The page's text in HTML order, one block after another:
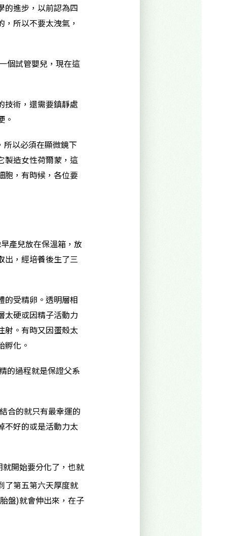
的進步，以前認為四
所以不要太洩氣，
個試管嬰兒，現在這
技術，還需要鎮靜處
。
所以必須在顯微鏡下
製造女性荷爾蒙，這
胞，有時候，各位要
產兒放在保溫箱，放
出，經培養後生了三
的受精卵。透明層相
太硬或因精子活動力
射。有時又因蛋殼太
化。
的過程就是保證父系
合的就只有最幸運的
不好的或是活動力太
開始要分化了，也就
了第五第六天厚度就
盤)就會伸出來，在子